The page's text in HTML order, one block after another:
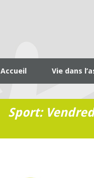
Accueil Vie dans
Sport: